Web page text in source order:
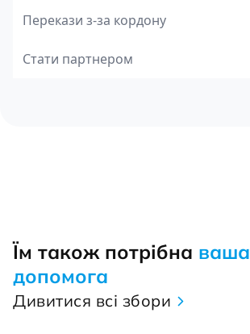
Перекази з-за кордону
Стати партнером
Їм також потрібна ваша
допомога
Дивитися всі збори